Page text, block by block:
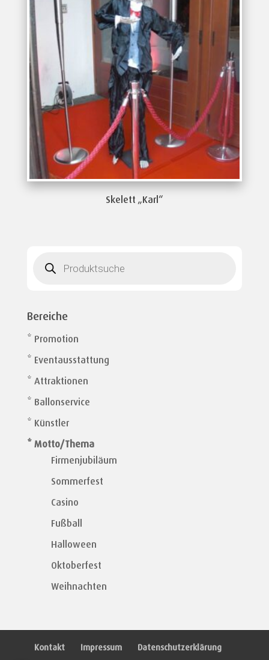
Skelett „Karl“
search
Bereiche
* Promotion
* Eventausstattung
* Attraktionen
* Ballonservice
* Künstler
* Motto/Thema
Firmenjubiläum
Sommerfest
Casino
Fußball
Halloween
Oktoberfest
Weihnachten
Kontakt Impressum
Datenschutzerklärung